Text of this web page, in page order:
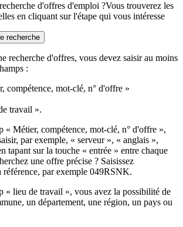
d'offres d'emploi ?Vous trouverez les
en cliquant sur l'étape qui vous intéresse
recherche
recherche d'offres, vous devez saisir au moins
:
compétence, mot-clé, n° d'offre »
travail ».
« Métier, compétence, mot-clé, n° d'offre »,
par exemple, « serveur », « anglais »,
tapant sur la touche « entrée » entre chaque
une offre précise ? Saisissez
référence, par exemple 049RSNK.
« lieu de travail », vous avez la possibilité de
un département, une région, un pays ou